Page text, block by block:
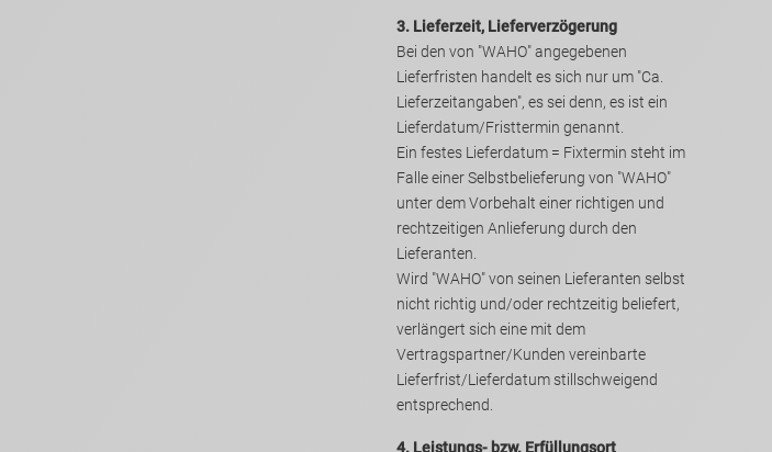
3. Lieferzeit, Lieferverzögerung
Bei den von "WAHO" angegebenen
Lieferfristen handelt es sich nur um "Ca.
Lieferzeitangaben", es sei denn, es ist ein
Lieferdatum/Fristtermin genannt.
Ein festes Lieferdatum = Fixtermin steht im
Falle einer Selbstbelieferung von "WAHO"
unter dem Vorbehalt einer richtigen und
rechtzeitigen Anlieferung durch den
Lieferanten.
Wird "WAHO" von seinen Lieferanten selbst
nicht richtig und/oder rechtzeitig beliefert,
verlängert sich eine mit dem
Vertragspartner/Kunden vereinbarte
Lieferfrist/Lieferdatum stillschweigend
entsprechend.
4. Leistungs- bzw. Erfüllungsort